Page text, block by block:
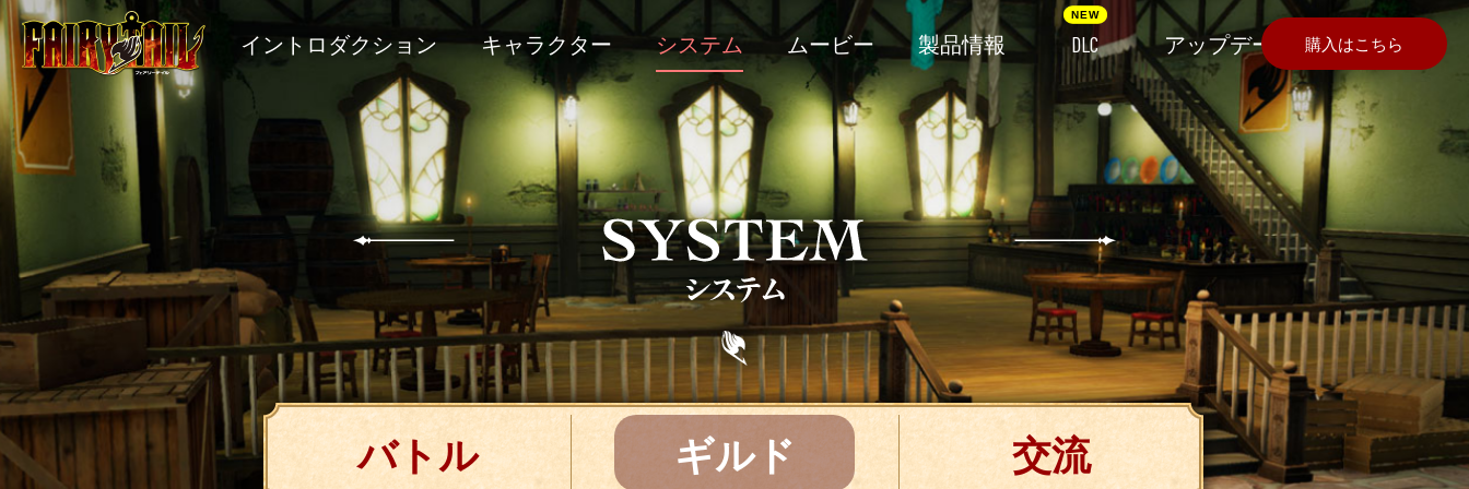
イントロダクション キャラクター システム ムービー 製品情報 DLC アップデート 購入はこちら
バトル ギルド 交流